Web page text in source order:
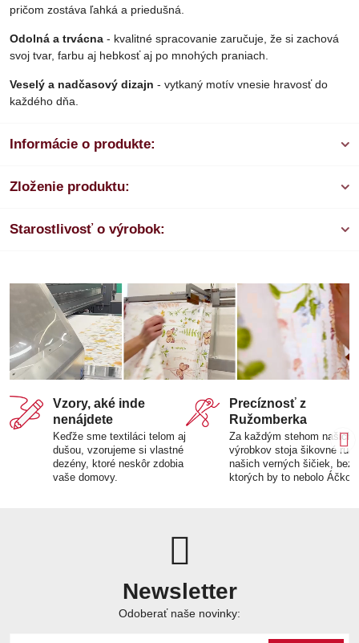
pričom zostáva ľahká a priedušná.
Odolná a trvácna - kvalitné spracovanie zaručuje, že si zachová
svoj tvar, farbu aj hebkosť aj po mnohých praniach.
Veselý a nadčasový dizajn - vytkaný motív vnesie hravosť do
každého dňa.
Informácie o produkte:
Zloženie produktu:
Starostlivosť o výrobok:
Vzory, aké inde
nenájdete
Keďže sme textiláci telom aj
dušou, vzorujeme si vlastné
dezény, ktoré neskôr zdobia
vaše domovy.
Precíznosť z
Ružomberka
Za každým stehom našich
výrobkov stoja šikovné ruky
našich verných šičiek, bez
ktorých by to nebolo Áčko.
Newsletter
Odoberať naše novinky: